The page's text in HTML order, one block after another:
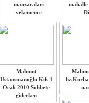
manzaraları
vekemence
mahalle
Mahmut
Ustaosmanoğlu Kds 1
Ocak 2010 Sohbete
giderken